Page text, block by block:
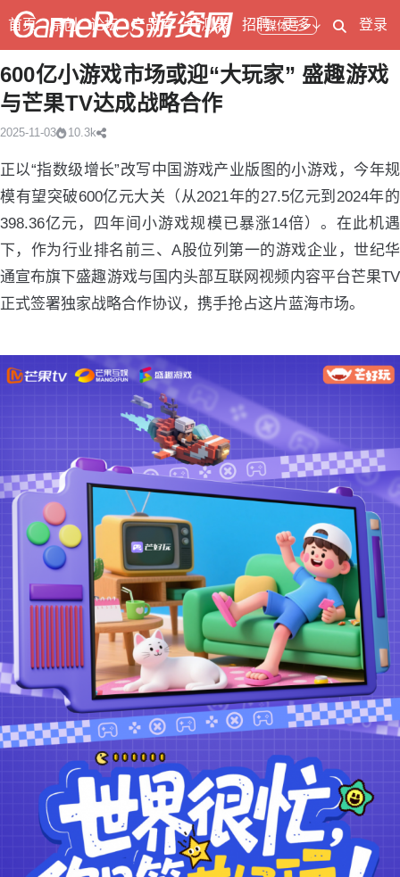
媒体号
首页 原创 论坛 产品库 开测表 招聘 更多 登录
600亿小游戏市场或迎“大玩家” 盛趣游戏
与芒果TV达成战略合作
2025-11-03 10.3k
正以“指数级增长”改写中国游戏产业版图的小游戏，今年规
模有望突破600亿元大关（从2021年的27.5亿元到2024年的
398.36亿元，四年间小游戏规模已暴涨14倍）。在此机遇
下，作为行业排名前三、A股位列第一的游戏企业，世纪华
通宣布旗下盛趣游戏与国内头部互联网视频内容平台芒果TV
正式签署独家战略合作协议，携手抢占这片蓝海市场。